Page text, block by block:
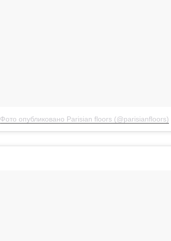
Фото опубликовано Parisian floors (@parisianfloors)